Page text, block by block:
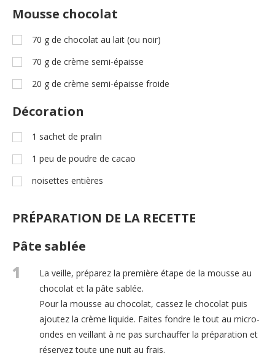
Mousse chocolat
70 g de chocolat au lait (ou noir)
70 g de crème semi-épaisse
20 g de crème semi-épaisse froide
Décoration
1 sachet de pralin
1 peu de poudre de cacao
noisettes entières
PRÉPARATION DE LA RECETTE
Pâte sablée
1
La veille, préparez la première étape de la mousse au
chocolat et la pâte sablée.
Pour la mousse au chocolat, cassez le chocolat puis
ajoutez la crème liquide. Faites fondre le tout au micro-
ondes en veillant à ne pas surchauffer la préparation et
réservez toute une nuit au frais.